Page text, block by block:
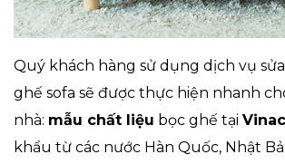
Quý khách hàng sử dụng dịch vụ
ghế sofa sẽ được thực hiện nhanh
nhà: mẫu chất liệu bọc ghế tại
khẩu từ các nước Hàn Quốc, Nhật